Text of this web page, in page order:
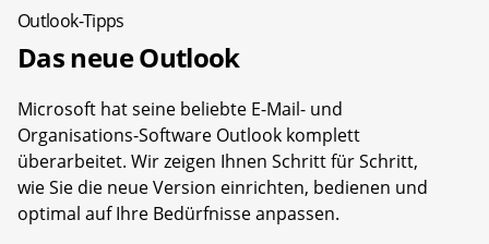
Outlook-Tipps
Das neue Outlook
Microsoft hat seine beliebte E-Mail- und
Organisations-Software Outlook komplett
überarbeitet. Wir zeigen Ihnen Schritt für Schritt,
wie Sie die neue Version einrichten, bedienen und
optimal auf Ihre Bedürfnisse anpassen.